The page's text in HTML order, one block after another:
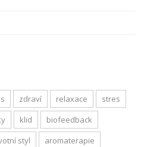
zdraví relaxace
stres
klid
biofeedback
styl
aromaterapie